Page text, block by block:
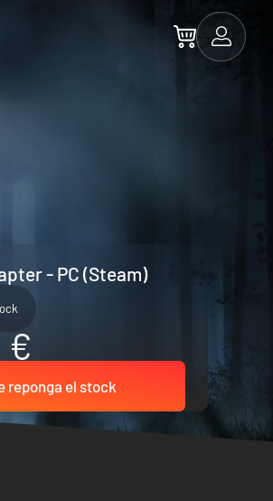
- PC (Steam)
€
reponga el stock